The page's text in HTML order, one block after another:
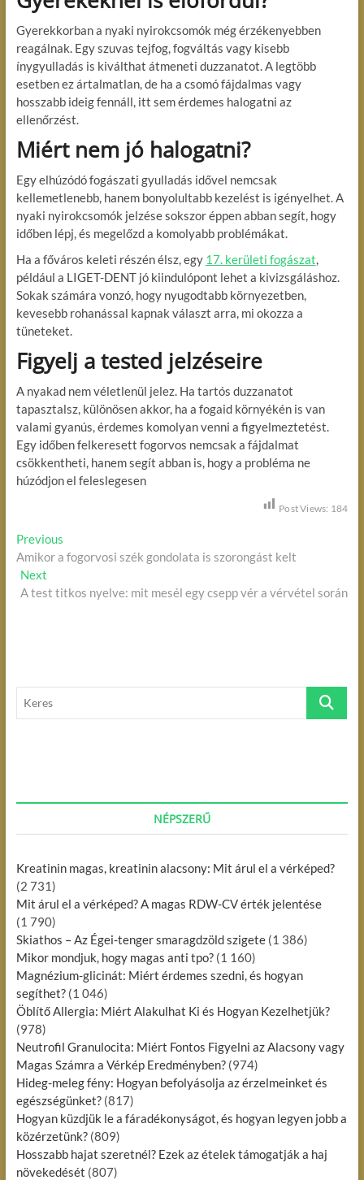
Gyerekkorban a nyaki nyirokcsomók még érzékenyebben
reagálnak. Egy szuvas tejfog, fogváltás vagy kisebb
ínygyulladás is kiválthat átmeneti duzzanatot. A legtöbb
esetben ez ártalmatlan, de ha a csomó fájdalmas vagy
hosszabb ideig fennáll, itt sem érdemes halogatni az
ellenőrzést.
Miért nem jó halogatni?
Egy elhúzódó fogászati gyulladás idővel nemcsak
kellemetlenebb, hanem bonyolultabb kezelést is igényelhet. A
nyaki nyirokcsomók jelzése sokszor éppen abban segít, hogy
időben lépj, és megelőzd a komolyabb problémákat.
Ha a főváros keleti részén élsz, egy 17. kerületi fogászat
például a LIGET-DENT jó kiindulópont lehet a kivizsgáláshoz.
Sokak számára vonzó, hogy nyugodtabb környezetben,
kevesebb rohanással kapnak választ arra, mi okozza a
tüneteket.
Figyelj a tested jelzéseire
A nyakad nem véletlenül jelez. Ha tartós duzzanatot
tapasztalsz, különösen akkor, ha a fogaid környékén is van
valami gyanús, érdemes komolyan venni a figyelmeztetést.
Egy időben felkeresett fogorvos nemcsak a fájdalmat
csökkentheti, hanem segít abban is, hogy a probléma ne
húzódjon el feleslegesen
Post Views: 184
B
e
j
z
é
a
v
g
á
c
i
ó
Previous
r
v
s
Amikor a fogorvosi szék gondolata is szorongást kelt
Next
e
t
:
A test titkos nyelve: mit mesél egy csepp vér a vérvétel során
NÉPSZERŰ
Kreatinin magas, kreatinin alacsony: Mit árul el a vérképed?
(2 731)
Mit árul el a vérképed? A magas RDW-CV érték jelentése
(1 790)
Skiathos – Az Égei-tenger smaragdzöld szigete (1 386)
Mikor mondjuk, hogy magas anti tpo? (1 160)
Magnézium-glicinát: Miért érdemes szedni, és hogyan
segíthet? (1 046)
Öblítő Allergia: Miért Alakulhat Ki és Hogyan Kezelhetjük?
(978)
Neutrofil Granulocita: Miért Fontos Figyelni az Alacsony vagy
Magas Számra a Vérkép Eredményben? (974)
Hideg-meleg fény: Hogyan befolyásolja az érzelmeinket és
egészségünket? (817)
Hogyan küzdjük le a fáradékonyságot, és hogyan legyen jobb a
közérzetünk? (809)
Hosszabb hajat szeretnél? Ezek az ételek támogatják a haj
növekedését (807)